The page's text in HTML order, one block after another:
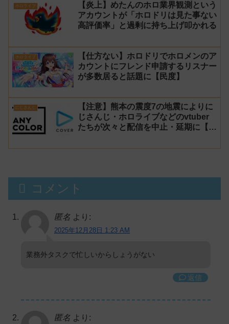
ホロライブ
【炎上】めたんのホロ業界観測という
アカウントが「ホロドリは見た事ない
高評価率」と過剰に持ち上げ叩かれる
ホロライブ
【仕方ない】ホロドリでホロメンのア
カウントにフレンド申請するリスナー
が多数居ると話題に【民度】
にじさんじ
【注意】熊本の震度7の地震によりに
じさんじ・ホロライブなどのvtuber
たちが次々と配信を中止・延期に【不
コメント
匿名 より:
2025年12月28日 1:23 AM
業務外タスクで忙しいからしょうがない
返信
匿名 より: